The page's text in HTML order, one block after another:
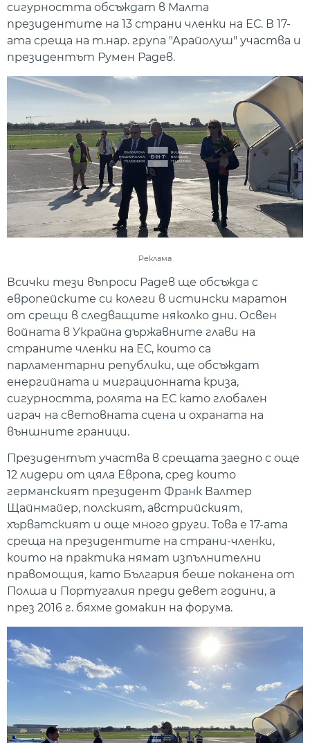
сигурността обсъждат в Малта
президентите на 13 страни членки на ЕС. В 17-
ата среща на т.нар. група "Арайолуш" участва и
президентът Румен Радев.
Реклама
Всички тези въпроси Радев ще обсъжда с
европейските си колеги в истински маратон
от срещи в следващите няколко дни. Освен
войната в Украйна държавните глави на
страните членки на ЕС, които са
парламентарни републики, ще обсъждат
енергийната и миграционната криза,
сигурността, ролята на ЕС като глобален
играч на световната сцена и охраната на
външните граници.
Президентът участва в срещата заедно с още
12 лидери от цяла Европа, сред които
германският президент Франк Валтер
Щайнмайер, полският, австрийският,
хърватският и още много други. Това е 17-ата
среща на президентите на страни-членки,
които на практика нямат изпълнителни
правомощия, като България беше поканена от
Полша и Португалия преди девет години, а
през 2016 г. бяхме домакин на форума.